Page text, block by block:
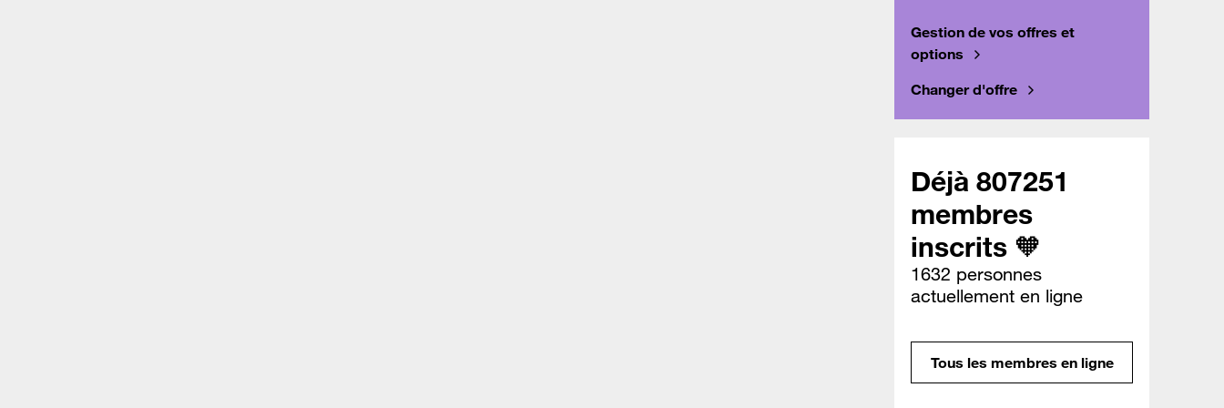
Gestion de vos offres et
options
Changer d'offre
Déjà 807251
membres
inscrits 🧡
1632 personnes
actuellement en ligne
Tous les membres en ligne